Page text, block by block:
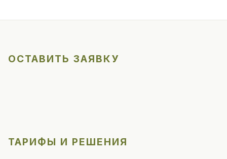
ОСТАВИТЬ ЗАЯВКУ
ТАРИФЫ И РЕШЕНИЯ